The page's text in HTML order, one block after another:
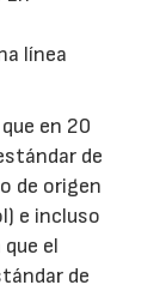
línea
en 20
de
de origen
e incluso
el
de